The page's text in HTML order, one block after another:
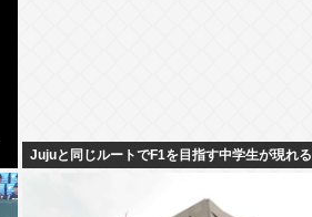
Jujuと同じルートでF1を目指す中学生が現れる